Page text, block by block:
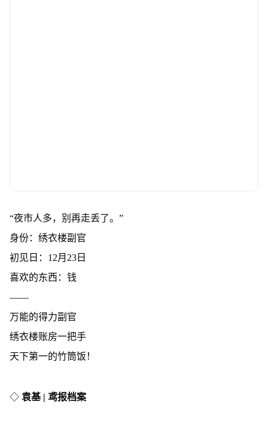
“夜市人多，别再走丢了。”
身份：绣衣楼副官
初见日：12月23日
喜欢的东西：钱
——
万能的得力副官
绣衣楼账房一把手
天下第一的竹筒饭！
◇ 袁基 | 鸢报档案